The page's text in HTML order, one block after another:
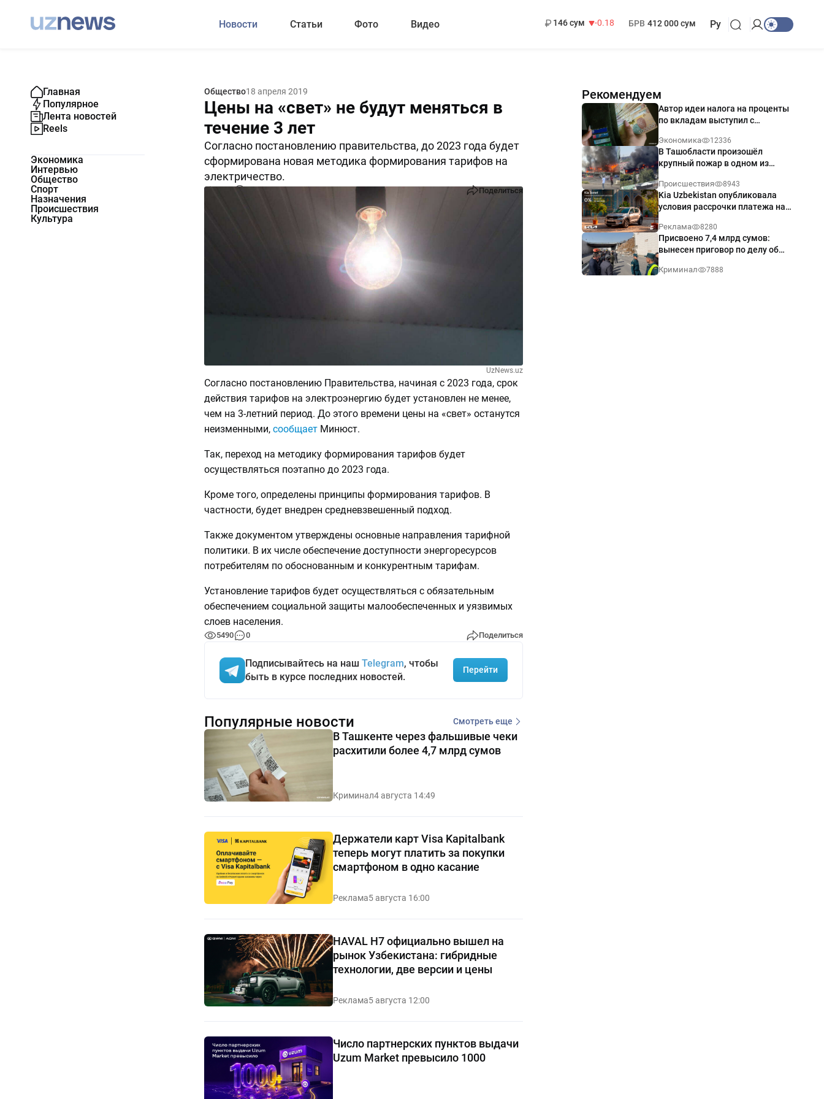
Новости Статьи Фото Видео
146 сум
-0.18
БРВ 412 000 сум Ру
Главная
Популярное
Лента новостей
Reels
Экономика
Интервью
Общество
Спорт
Назначения
Происшествия
Культура
Общество18 апреля 2019
Цены на «свет» не будут меняться в
течение 3 лет
Согласно постановлению правительства, до 2023 года будет
сформирована новая методика формирования тарифов на
электричество.
Поделиться
UzNews.uz
Согласно постановлению Правительства, начиная с 2023 года, срок
действия тарифов на электроэнергию будет установлен не менее,
чем на 3-летний период. До этого времени цены на «свет» останутся
неизменными, сообщаетМинюст.
Так, переход на методику формирования тарифов будет
осуществляться поэтапно до 2023 года.
Кроме того, определены принципы формирования тарифов. В
частности, будет внедрен средневзвешенный подход.
Также документом утверждены основные направления тарифной
политики. В их числе обеспечение доступности энергоресурсов
потребителям по обоснованным и конкурентным тарифам.
Установление тарифов будет осуществляться с обязательным
обеспечением социальной защиты малообеспеченных и уязвимых
слоев населения.
5490 0 Поделиться
Подписывайтесь на наш Telegram, чтобы
быть в курсе последних новостей.
Перейти
Рекомендуем
Автор идеи налога на проценты
по вкладам выступил с
Экономика 12336
В Ташобласти произошёл
крупный пожар в одном из
Происшествия 8943
Kia Uzbekistan опубликовала
условия рассрочки платежа на
годовых
Реклама 8280
Присвоено 7,4 млрд сумов:
вынесен приговор по делу об
Ташкенте
Криминал 7888
Популярные новости Смотреть еще
В Ташкенте через фальшивые чеки
расхитили более 4,7 млрд сумов
Криминал4 августа 14:49
Держатели карт Visa Kapitalbank
теперь могут платить за покупки
смартфоном в одно касание
Реклама5 августа 16:00
HAVAL H7 официально вышел на
рынок Узбекистана: гибридные
технологии, две версии и цены
Реклама5 августа 12:00
Число партнерских пунктов выдачи
Uzum Market превысило 1000